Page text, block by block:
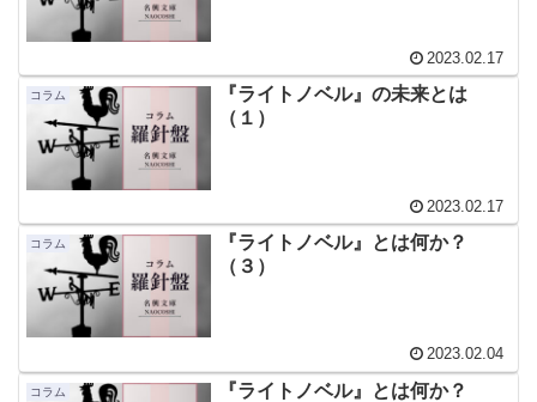
2023.02.17
コラム
『ライトノベル』の未来とは
（１）
2023.02.17
コラム
『ライトノベル』とは何か？
（３）
2023.02.04
コラム
『ライトノベル』とは何か？